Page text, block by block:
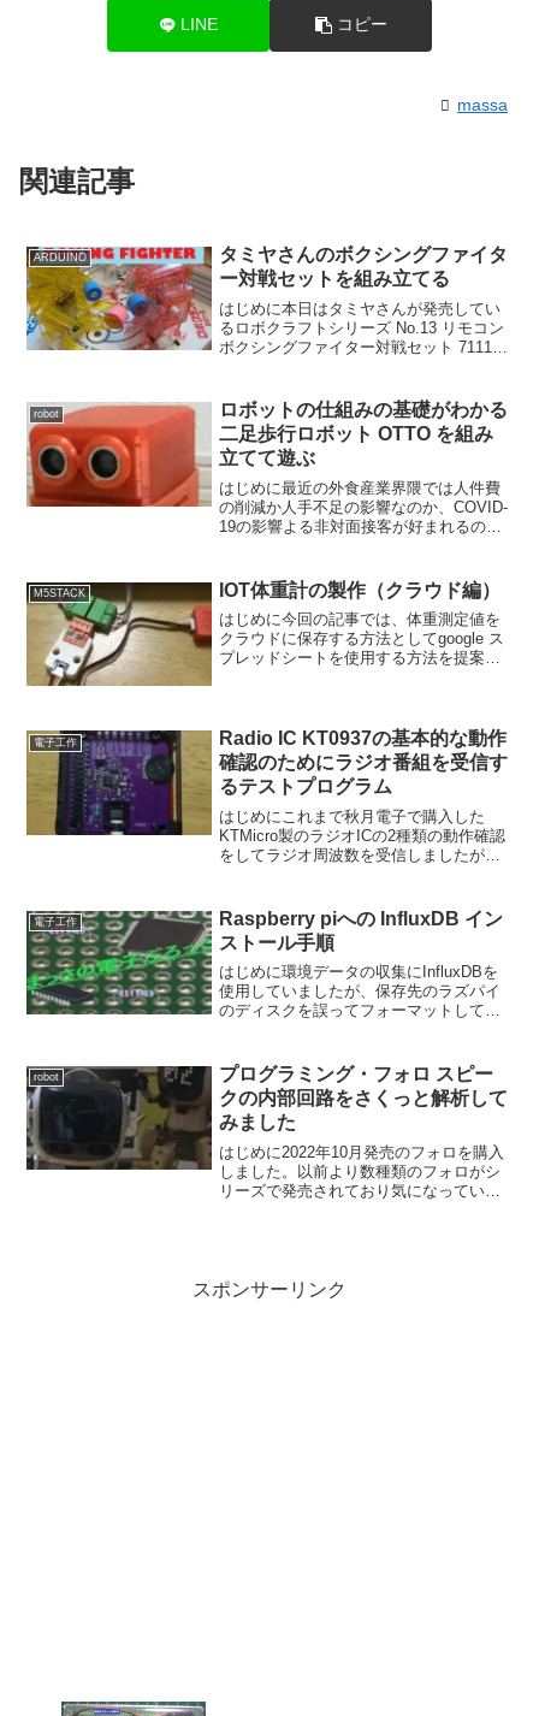
LINE コピー
massa
関連記事
ARDUINO
タミヤさんのボクシングファイタ
ー対戦セットを組み立てる
はじめに本日はタミヤさんが発売してい
るロボクラフトシリーズ No.13 リモコン
ボクシングファイター対戦セット 71113
なりのロングセラーです。ロボットも初
め...
robot
ロボットの仕組みの基礎がわかる
二足歩行ロボット OTTO を組み
立てて遊ぶ
はじめに最近の外食産業界隈では人件費
の削減か人手不足の影響なのか、COVID-
19の影響よる非対面接客が好まれるの
を運んでいるのを見て感心します。ま
た、パーソナルユース向...
M5STACK IOT体重計の製作（クラウド編）
はじめに今回の記事では、体重測定値を
クラウドに保存する方法としてgoogle ス
プレッドシートを使用する方法を提案し
ドシートに書き込...
電子工作
Radio IC KT0937の基本的な動作
確認のためにラジオ番組を受信す
るテストプログラム
はじめにこれまで秋月電子で購入した
KTMicro製のラジオICの2種類の動作確認
をしてラジオ周波数を受信しましたが、
較するとラジオ番組が聴けるようになる
まで...
電子工作
Raspberry piへの InfluxDB イン
ストール手順
はじめに環境データの収集にInfluxDBを
使用していましたが、保存先のラズパイ
のディスクを誤ってフォーマットしてし
を兼ねて紹介します。なおインストール
手順はinflu...
robot
プログラミング・フォロ スピー
クの内部回路をさくっと解析して
みました
はじめに2022年10月発売のフォロを購入
しました。以前より数種類のフォロがシ
リーズで発売されており気になっていた
スポンサーリンク